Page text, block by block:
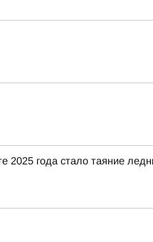
года стало таяние